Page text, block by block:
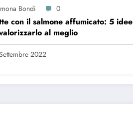
Bondi 0
con il salmone affumicato: 5 idee
al meglio
2022